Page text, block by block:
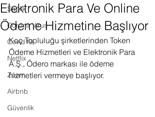
Sağlık
Corona Virus
Covid19
Netflix
Zoom
Airbnb
Güvenlik
Elektronik Para Ve Online
Ödeme Hizmetine Başlıyor
Koç Topluluğu şirketlerinden Token
Ödeme Hizmetleri ve Elektronik Para
A.Ş., Ödero markası ile ödeme
hizmetleri vermeye başlıyor.